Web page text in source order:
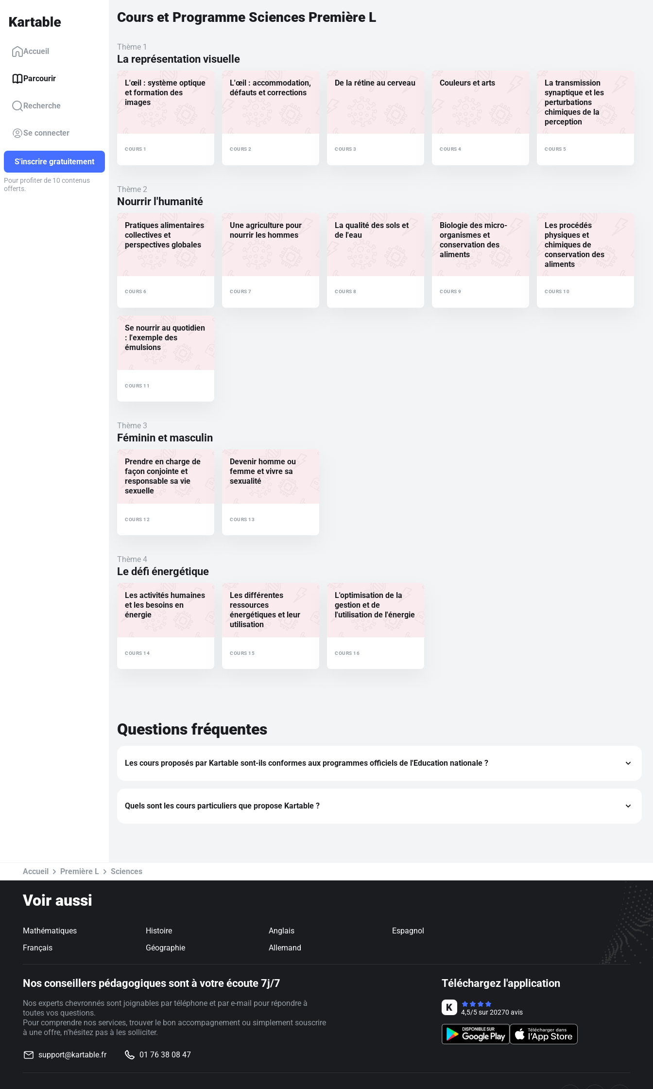
Accueil
Parcourir
Recherche
Se connecter
S'inscrire gratuitement
Pour profiter de 10 contenus
offerts.
Cours et Programme Sciences Première L
Thème 1
La représentation visuelle
L'œil : système optique
et formation des
images
COURS 1
L'œil : accommodation,
défauts et corrections
COURS 2
De la rétine au cerveau
COURS 3
Couleurs et arts
COURS 4
La transmission
synaptique et les
perturbations
chimiques de la
perception
COURS 5
Thème 2
Nourrir l'humanité
Pratiques alimentaires
collectives et
perspectives globales
COURS 6
Une agriculture pour
nourrir les hommes
COURS 7
La qualité des sols et
de l'eau
COURS 8
Biologie des micro-
organismes et
conservation des
aliments
COURS 9
Les procédés
physiques et
chimiques de
conservation des
aliments
COURS 10
Se nourrir au quotidien
: l'exemple des
émulsions
COURS 11
Thème 3
Féminin et masculin
Prendre en charge de
façon conjointe et
responsable sa vie
sexuelle
COURS 12
Devenir homme ou
femme et vivre sa
sexualité
COURS 13
Thème 4
Le défi énergétique
Les activités humaines
et les besoins en
énergie
COURS 14
Les différentes
ressources
énergétiques et leur
utilisation
COURS 15
L'optimisation de la
gestion et de
l'utilisation de l'énergie
COURS 16
Questions fréquentes
Les cours proposés par Kartable sont-ils conformes aux programmes officiels de l'Education nationale ?
Quels sont les cours particuliers que propose Kartable ?
Accueil Première L Sciences
Voir aussi
Mathématiques
Français
Histoire
Géographie
Anglais
Allemand
Espagnol
Nos conseillers pédagogiques sont à votre écoute 7j/7
Nos experts chevronnés sont joignables par téléphone et par e-mail pour répondre à
toutes vos questions.
Pour comprendre nos services, trouver le bon accompagnement ou simplement souscrire
à une offre, n'hésitez pas à les solliciter.
support@kartable.fr 01 76 38 08 47
Téléchargez l'application
4,5/5sur20270 avis